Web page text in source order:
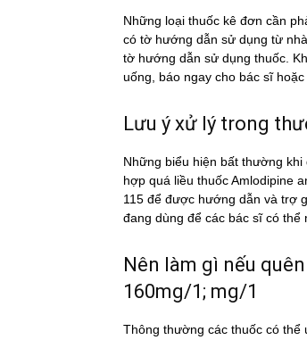
Những loại thuốc kê đơn cần
có tờ hướng dẫn sử dụng từ
tờ hướng dẫn sử dụng thuốc.
uống, báo ngay cho bác sĩ
Lưu ý xử lý trong
Những biểu hiện bất thường
hợp quá liều thuốc Amlodipine
115 để được hướng dẫn và trợ
đang dùng để các bác sĩ có thể
Nên làm gì nếu
160mg/1; mg/1
Thông thường các thuốc có thể